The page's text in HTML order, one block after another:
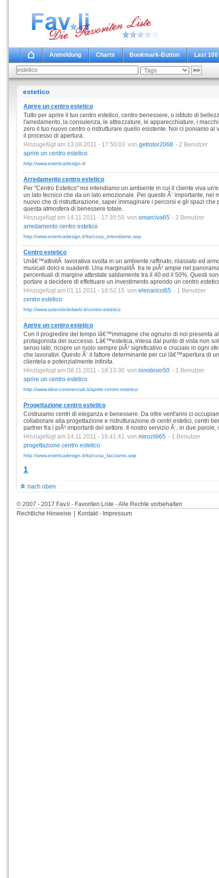
Anmeldung Charts Bookmark-Button Last 100
estetico
Aprire un centro estetico
Tutto per aprire il tuo centro estetico, centro benessere, o istituto di
l'arredamento, la consulenza, le attrezzature, le apparecchiature, i
zero il tuo nuovo centro o ristrutturare quello esistente. Noi ci poniamo al
il processo di apertura.
Hinzugefügt am 13.08.2011 - 17:50:03 von getrotor2068 - 2 Benutzer
aprire un centro estetico
http://www.esteticadesign.it/
Arredamento centro estetico
Per "Centro Estetico" noi intendiamo un ambiente in cui il cliente viva
un lato tecnico che da un lato emozionale. Per questo Ã¨ importante, nel
nuovo che di ristrutturazione, saper immaginare i percorsi e gli spazi che
questa atmosfera di benessere totale.
Hinzugefügt am 14.11.2011 - 17:35:55 von omarciva65 - 2 Benutzer
arredamento centro estetico
http://www.esteticadesign.it/ita/cosa_intendiamo.asp
Centro estetico
Unâ€™attivitÃ lavorativa svolta in un ambiente raffinato, rilassato ed
musicali dolci e suadenti. Una marginalitÃ tra le piÃ¹ ampie nel
percentuali di margine attestate saldamente tra il 40 ed il 50%. Questi
portare a decidere di effettuare un investimento aprendo un centro
Hinzugefügt am 01.11.2011 - 18:52:15 von elenaricci65 - 1 Benutzer
centro estetico
http://www.aziendedelweb.it/centro-estetico
Aprire un centro estetico
Con il progredire del tempo lâ€™immagine che ognuno di noi presenta
protagonista del successo. Lâ€™estetica, intesa dal punto di vista non
senso lato, ricopre un ruolo sempre piÃ¹ significativo e cruciale in ogni
che lavorativi. Questo Ã¨ il fattore determinante per cui lâ€™apertura di
clientela e potenzialmente infinita.
Hinzugefügt am 08.11.2011 - 18:13:30 von ninobisio50 - 1 Benutzer
aprire un centro estetico
http://www.idee-commerciali.it/aprire-centro-estetico
Progettazione centro estetico
Costruiamo centri di eleganza e benessere. Da oltre vent'anni ci
collaborare alla progettazione e ristrutturazione di centri estetici, centri
partner fra i piÃ¹ importanti del settore. Il nostro servizio Ã¨, in due
Hinzugefügt am 14.11.2011 - 16:41:41 von mirozilli65 - 1 Benutzer
progettazione centro estetico
http://www.esteticadesign.it/ita/cosa_facciamo.asp
1
nach oben
© 2007 - 2017 Fav.li - Favoriten Liste - Alle Rechte vorbehalten
Rechtliche Hinweise
Kontakt - Impressum